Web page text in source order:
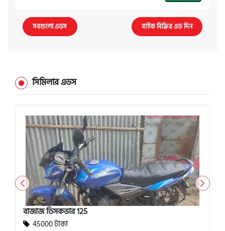
সবগুলো এডস বাইক বিক্রির এড দিন
সিমিলার এডস
বাজাজ ডিসকভার 125
45000 টাকা